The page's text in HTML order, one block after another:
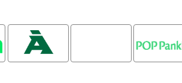
Ålandsbanken